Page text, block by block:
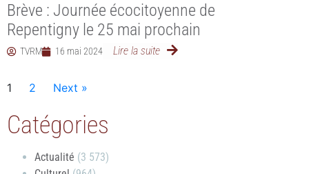
Brève : Journée écocitoyenne de
Repentigny le 25 mai prochain
TVRM 16 mai 2024 Lire la suite
1 2 Next »
Catégories
Actualité (3 573)